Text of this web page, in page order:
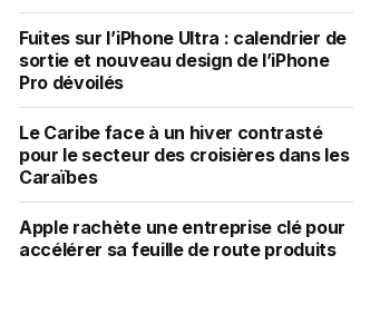
Fuites sur l’iPhone Ultra : calendrier de
sortie et nouveau design de l’iPhone
Pro dévoilés
Le Caribe face à un hiver contrasté
pour le secteur des croisières dans les
Caraïbes
Apple rachète une entreprise clé pour
accélérer sa feuille de route produits